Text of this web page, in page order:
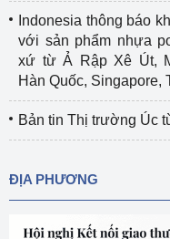
Indonesia thông báo
với sản phẩm nhựa
xứ từ Ả Rập Xê Út,
Hàn Quốc, Singapore,
Bản tin Thị trường Úc
ĐỊA PHƯƠNG